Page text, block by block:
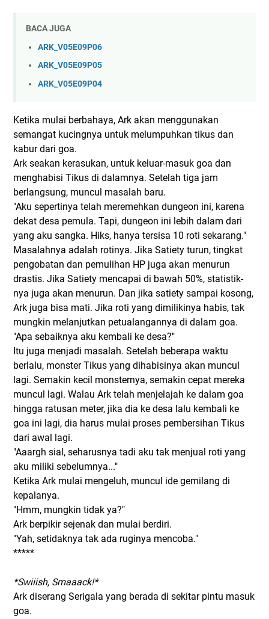
BACA JUGA
ARK_V05E09P06
ARK_V05E09P05
ARK_V05E09P04
Ketika mulai berbahaya, Ark akan menggunakan
semangat kucingnya untuk melumpuhkan tikus dan
kabur dari goa.
Ark seakan kerasukan, untuk keluar-masuk goa dan
menghabisi Tikus di dalamnya. Setelah tiga jam
berlangsung, muncul masalah baru.
"Aku sepertinya telah meremehkan dungeon ini, karena
dekat desa pemula. Tapi, dungeon ini lebih dalam dari
yang aku sangka. Hiks, hanya tersisa 10 roti sekarang."
Masalahnya adalah rotinya. Jika Satiety turun, tingkat
pengobatan dan pemulihan HP juga akan menurun
drastis. Jika Satiety mencapai di bawah 50%, statistik-
nya juga akan menurun. Dan jika satiety sampai kosong,
Ark juga bisa mati. Jika roti yang dimilikinya habis, tak
mungkin melanjutkan petualangannya di dalam goa.
"Apa sebaiknya aku kembali ke desa?"
Itu juga menjadi masalah. Setelah beberapa waktu
berlalu, monster Tikus yang dihabisinya akan muncul
lagi. Semakin kecil monsternya, semakin cepat mereka
muncul lagi. Walau Ark telah menjelajah ke dalam goa
hingga ratusan meter, jika dia ke desa lalu kembali ke
goa ini lagi, dia harus mulai proses pembersihan Tikus
dari awal lagi.
"Aaargh sial, seharusnya tadi aku tak menjual roti yang
aku miliki sebelumnya..."
Ketika Ark mulai mengeluh, muncul ide gemilang di
kepalanya.
"Hmm, mungkin tidak ya?"
Ark berpikir sejenak dan mulai berdiri.
"Yah, setidaknya tak ada ruginya mencoba."
*****
*Swiiish, Smaaack!*
Ark diserang Serigala yang berada di sekitar pintu masuk
goa.